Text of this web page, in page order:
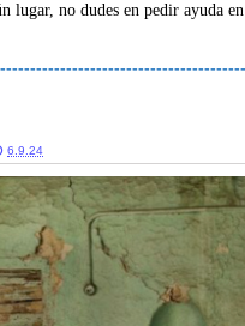
lugar, no dudes en pedir ayuda
6.9.24